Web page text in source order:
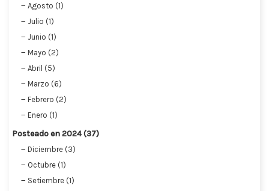
Agosto (1)
Julio (1)
Junio (1)
Mayo (2)
Abril (5)
Marzo (6)
Febrero (2)
Enero (1)
Posteado en 2024 (37)
Diciembre (3)
Octubre (1)
Setiembre (1)